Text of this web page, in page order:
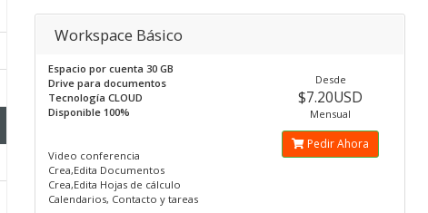
Workspace Básico
Espacio por cuenta 30 GB
Drive para documentos
Tecnología CLOUD
Disponible 100%
Video conferencia
Crea,Edita Documentos
Crea,Edita Hojas de cálculo
Calendarios, Contacto y tareas
Desde
$7.20USD
Mensual
Pedir Ahora